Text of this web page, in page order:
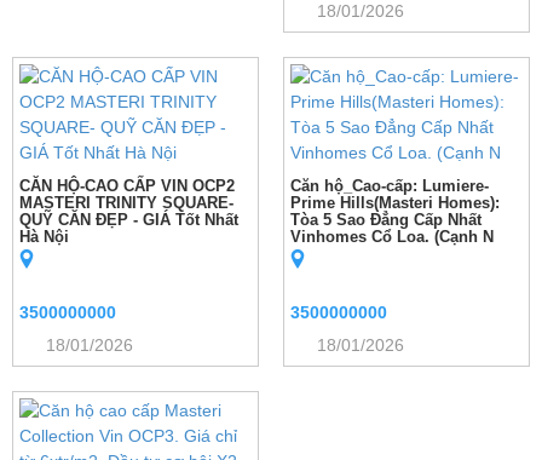
18/01/2026
CĂN HỘ-CAO CẤP VIN OCP2
MASTERI TRINITY SQUARE-
QUỸ CĂN ĐẸP - GIÁ Tốt Nhất
Hà Nội
3500000000
18/01/2026
Căn hộ_Cao-cấp: Lumiere-
Prime Hills(Masteri Homes):
Tòa 5 Sao Đẳng Cấp Nhất
Vinhomes Cổ Loa. (Cạnh N
3500000000
18/01/2026